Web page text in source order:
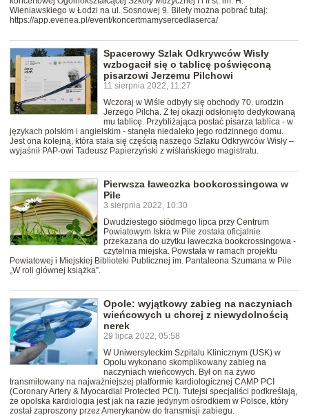
Wieniawskiego w Łodzi na ul. Sosnowej 9. Bilety można pobrać tutaj:
https://app.evenea.pl/event/koncertmamysercedlaserca/
Spacerowy Szlak Odkrywców Wisły
wzbogacił się o tablicę poświęconą
pisarzowi Jerzemu Pilchowi
11 sierpnia 2022, 11:27
Wczoraj w Wiśle odbyły się obchody 70. urodzin
Jerzego Pilcha. Z tej okazji odsłonięto dedykowaną
mu tablicę. Przybliżająca postać pisarza tablica - w
językach polskim i angielskim - stanęła niedaleko jego rodzinnego domu.
Jest ona kolejną, która stała się częścią naszego Szlaku Odkrywców Wisły –
wyjaśnił PAP-owi Tadeusz Papierzyński z wiślańskiego magistratu.
Pierwsza ławeczka bookcrossingowa w
Pile
3 sierpnia 2022, 10:30
Dwudziestego siódmego lipca przy Centrum
Powiatowym Iskra w Pile została oficjalnie
przekazana do użytku ławeczka bookcrossingowa -
czytelnia miejska. Powstała w ramach projektu
Powiatowej i Miejskiej Biblioteki Publicznej im. Pantaleona Szumana w Pile
„W roli głównej książka”.
Opole: wyjątkowy zabieg na naczyniach
wieńcowych u chorej z niewydolnością
nerek
29 lipca 2022, 05:58
W Uniwersyteckim Szpitalu Klinicznym (USK) w
Opolu wykonano skomplikowany zabieg na
naczyniach wieńcowych. Był on na żywo
transmitowany na najważniejszej platformie kardiologicznej CAMP PCI
(Coronary Artery & Myocardial Protected PCI). Tutejsi specjaliści podkreślają,
że opolska kardiologia jest jak na razie jedynym ośrodkiem w Polsce, który
został zaproszony przez Amerykanów do transmisji zabiegu.